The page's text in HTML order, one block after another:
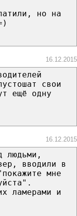
но на
16.12.2015
свои
ещё одну
16.12.2015
людьми,
вводили в
мне
ламерами и